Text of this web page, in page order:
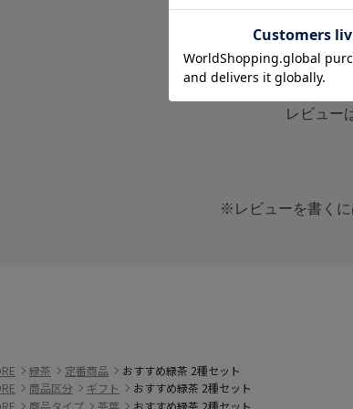
レビュー
※レビューを書くに
緑茶 定番商品
おすすめ緑茶 2種セット
商品区分 ギフト
おすすめ緑茶 2種セット
商品タイプ 茶葉 おすすめ緑茶 2種セット